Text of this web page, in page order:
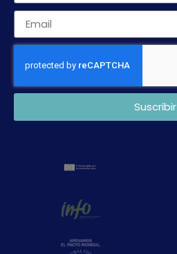
Suscribir